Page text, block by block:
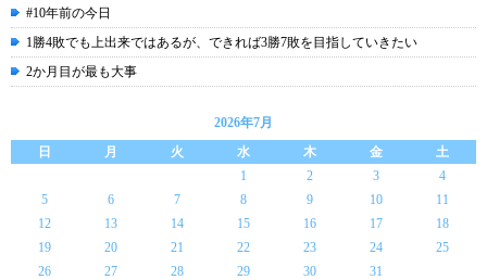
#10年前の今日
1勝4敗でも上出来ではあるが、できれば3勝7敗を目指していきたい
2か月目が最も大事
2026年7月
日
月 火 水 木 金
土
1
2 3
4
5
6 7 8 9 10
11
12
13 14 15 16 17
18
19
20 21 22 23 24
25
26
27 28 29 30 31